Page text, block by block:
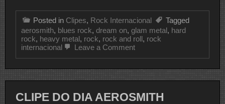
Posted in Clipes, Rock Internacional
Tagged
aerosmith, blues rock, dream on, glam metal, hard
rock, heavy metal, rock, rock and roll, rock
internacional
Leave a Commenton
AEROSMITH
CLIPE DO DIA AEROSMITH